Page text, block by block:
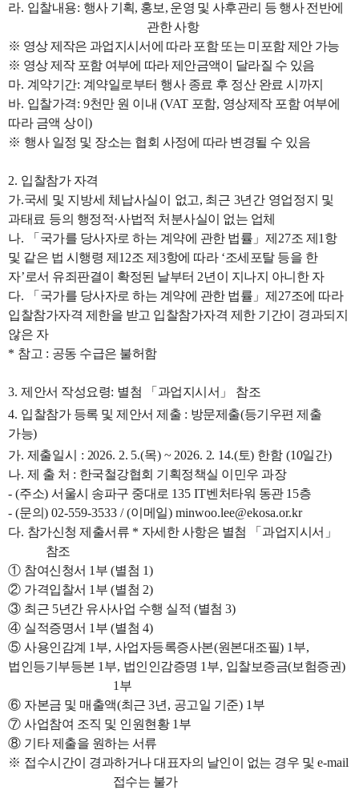
라. 입찰내용: 행사 기획, 홍보 , 운영 및 사후관리 등 행사 전반에
관한 사항
※ 영상 제작은 과업지시서에 따라 포함 또는 미포함 제안 가능
※ 영상 제작 포함 여부에 따라 제안금액이 달라질 수 있음
마. 계약기간: 계약일로부터 행사 종료 후 정산 완료 시까지
바. 입찰가격: 9천만 원 이내 (VAT 포함, 영상제작 포함 여부에
따라 금액 상이 )
※ 행사 일정 및 장소는 협회 사정에 따라 변경될 수 있음
2. 입찰참가 자격
가.국세 및 지방세 체납사실이 없고, 최근 3년간 영업정지 및
과태료 등의 행정적·사법적 처분사실이 없는 업체
나. 「 국가를 당사자로 하는 계약에 관한 법률 」 제 27조 제 1 항
및 같은 법 시행령 제 12조 제 3항에 따라 ‘조세포탈 등을 한
자’ 로서 유죄판결이 확정된 날부터 2년이 지나지 아니한 자
다. 「 국가를 당사자로 하는 계약에 관한 법률 」 제 27조에 따라
입찰참가자격 제한을 받고 입찰참가자격 제한 기간이 경과되지
않은 자
* 참고 : 공동 수급은 불허함
3. 제안서 작성요령: 별첨 「 과업지시서 」 참조
4. 입찰참가 등록 및 제안서 제출 : 방문제출(등기우편 제출
가능)
가. 제출일시 : 2026. 2. 5.(목) ~ 2026. 2. 14.(토) 한함 (10일간)
나. 제 출 처 : 한국철강협회 기획정책실 이민우 과장
- (주소) 서울시 송파구 중대로 135 IT벤처타워 동관 15층
- (문의) 02-559-3533 / (이메일) minwoo.lee@ekosa.or.kr
다. 참가신청 제출서류 * 자세한 사항은 별첨 「 과업지시서 」
참조
① 참여신청서 1부 (별첨 1)
② 가격입찰서 1부 (별첨 2)
③ 최근 5년간 유사사업 수행 실적 (별첨 3)
④ 실적증명서 1부 (별첨 4)
⑤ 사용인감계 1부, 사업자등록증사본(원본대조필) 1부,
법인등기부등본 1부, 법인인감증명 1부, 입찰보증금(보험증권)
1부
⑥ 자본금 및 매출액(최근 3년, 공고일 기준) 1부
⑦ 사업참여 조직 및 인원현황 1부
⑧ 기타 제출을 원하는 서류
※ 접수시간이 경과하거나 대표자의 날인이 없는 경우 및 e-mail
접수는 불가